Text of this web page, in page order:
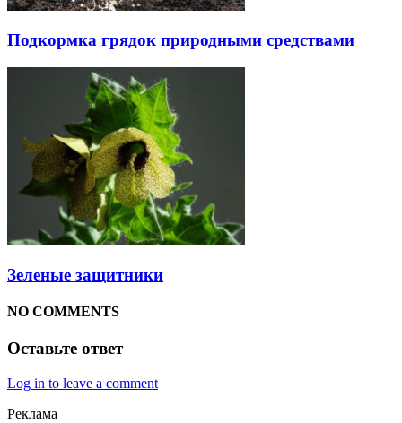
Подкормка грядок природными средствами
Зеленые защитники
NO COMMENTS
Оставьте ответ
Log in to leave a comment
Реклама